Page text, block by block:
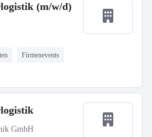
(m/w/d)
Firmenevents
GmbH